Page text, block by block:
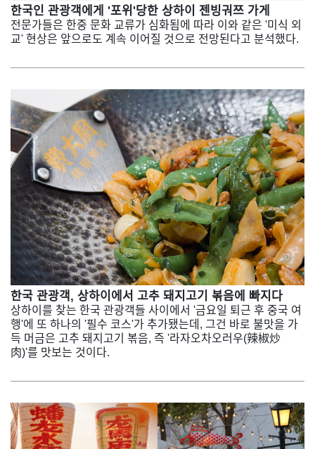
한국인 관광객에게 '포위'당한 상하이 젠빙궈쯔 가게
전문가들은 한중 문화 교류가 심화됨에 따라 이와 같은 '미식 외
교' 현상은 앞으로도 계속 이어질 것으로 전망된다고 분석했다.
한국 관광객, 상하이에서 고추 돼지고기 볶음에 빠지다
상하이를 찾는 한국 관광객들 사이에서 '금요일 퇴근 후 중국 여
행'에 또 하나의 '필수 코스'가 추가됐는데, 그건 바로 불맛을 가
득 머금은 고추 돼지고기 볶음, 즉 '라자오차오러우(辣椒炒
肉)'를 맛보는 것이다.